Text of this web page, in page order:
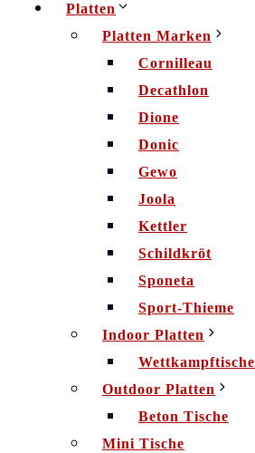
Platten
Platten Marken
Cornilleau
Decathlon
Dione
Donic
Gewo
Joola
Kettler
Schildkröt
Sponeta
Sport-Thieme
Indoor Platten
Wettkampftische
Outdoor Platten
Beton Tische
Mini Tische